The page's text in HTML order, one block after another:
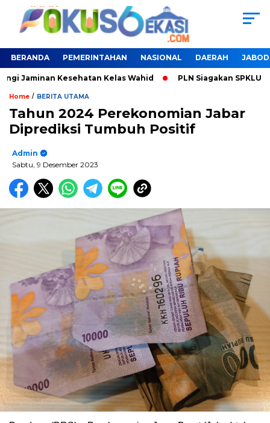
BERANDA PEMERINTAHAN NASIONAL DAERAH
Kesehatan Kelas Wahid PLN Siagakan SPKLU
Home / BERITA UTAMA
Tahun 2024 Perekonomian Jabar
Diprediksi Tumbuh Positif
Admin
Sabtu, 9 Desember 2023